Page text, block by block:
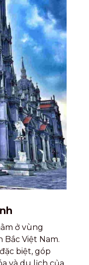
ở vùng
Việt Nam.
biệt, góp